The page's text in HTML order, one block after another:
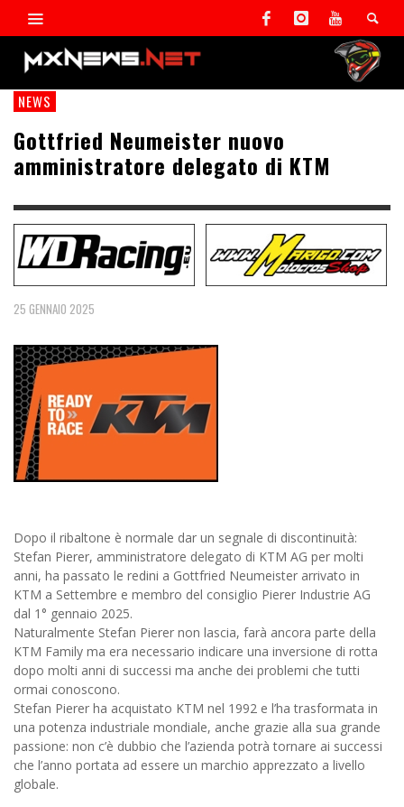
NEWS
Gottfried Neumeister nuovo
amministratore delegato di KTM
25 GENNAIO 2025
Dopo il ribaltone è normale dar un segnale di discontinuità:
Stefan Pierer, amministratore delegato di KTM AG per molti
anni, ha passato le redini a Gottfried Neumeister arrivato in
KTM a Settembre e membro del consiglio Pierer Industrie AG
dal 1° gennaio 2025.
Naturalmente Stefan Pierer non lascia, farà ancora parte della
KTM Family ma era necessario indicare una inversione di rotta
dopo molti anni di successi ma anche dei problemi che tutti
ormai conoscono.
Stefan Pierer ha acquistato KTM nel 1992 e l’ha trasformata in
una potenza industriale mondiale, anche grazie alla sua grande
passione: non c’è dubbio che l’azienda potrà tornare ai successi
che l’anno portata ad essere un marchio apprezzato a livello
globale.